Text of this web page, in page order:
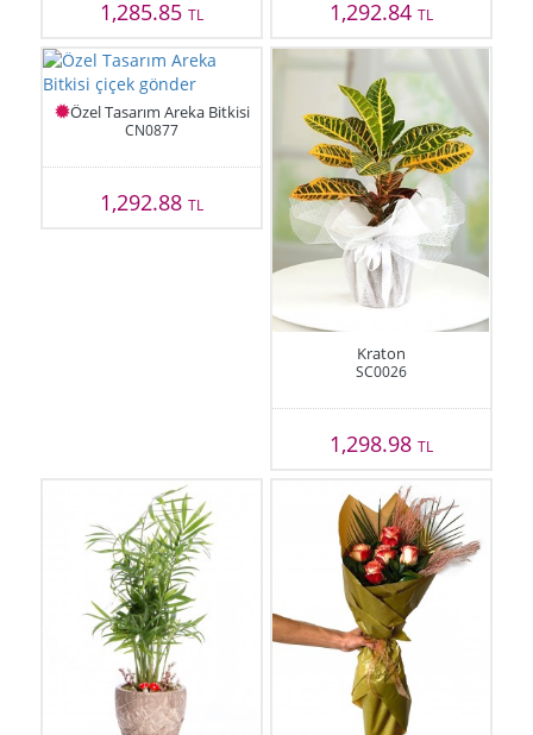
1,285.85TL 1,292.84 TL
Özel Tasarım Areka Bitkisi
CN0877
1,292.88TL
Kraton
SC0026
1,298.98 TL